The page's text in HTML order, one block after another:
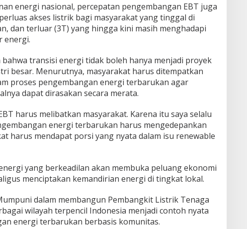
energi nasional, percepatan pengembangan EBT juga
akses listrik bagi masyarakat yang tinggal di
dan terluar (3T) yang hingga kini masih menghadapi
energi.
transisi energi tidak boleh hanya menjadi proyek
besar. Menurutnya, masyarakat harus ditempatkan
proses pengembangan energi terbarukan agar
dapat dirasakan secara merata.
harus melibatkan masyarakat. Karena itu saya selalu
energi terbarukan harus mengedepankan
harus mendapat porsi yang nyata dalam isu renewable
yang berkeadilan akan membuka peluang ekonomi
menciptakan kemandirian energi di tingkat lokal.
dalam membangun Pembangkit Listrik Tenaga
wilayah terpencil Indonesia menjadi contoh nyata
energi terbarukan berbasis komunitas.